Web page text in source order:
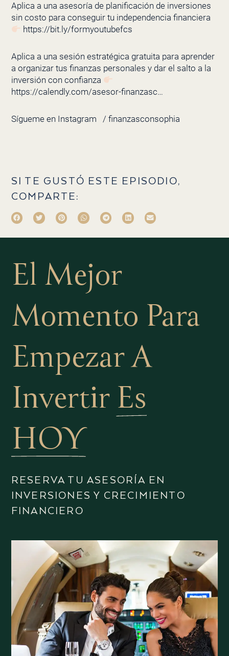
Aplica a una asesoría de planificación de inversiones
sin costo para conseguir tu independencia financiera
https://bit.ly/formyoutubefcs
Aplica a una sesión estratégica gratuita para aprender
a organizar tus finanzas personales y dar el salto a la
inversión con confianza
https://calendly.com/asesor-finanzasc…
Sígueme en Instagram / finanzasconsophia
SI TE GUSTÓ ESTE EPISODIO,
COMPARTE:
El Mejor
Momento Para
Empezar A
Invertir Es
HOY
RESERVA TU ASESORÍA EN
INVERSIONES Y CRECIMIENTO
FINANCIERO